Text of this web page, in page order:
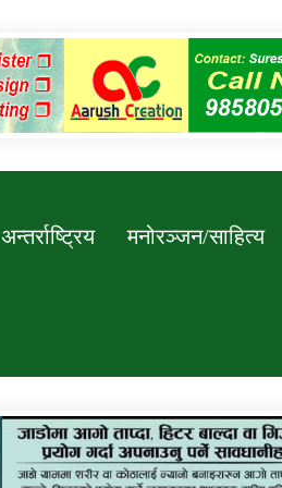
अन्तर्राष्ट्रिय मनोरञ्जन/साहित्य